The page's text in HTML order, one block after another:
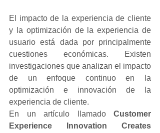
El impacto de la experiencia de cliente
y la optimización de la experiencia de
usuario está dada por principalmente
cuestiones económicas. Existen
investigaciones que analizan el impacto
de un enfoque continuo en la
optimización e innovación de la
experiencia de cliente.
En un artículo llamado Customer
Experience Innovation Creates